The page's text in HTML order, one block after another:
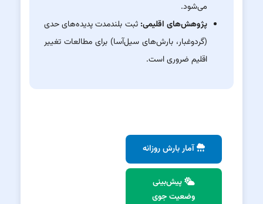
می‌شود.
پژوهش‌های اقلیمی: ثبت بلندمدت پدیده‌های حدی
(گردوغبار، بارش‌های سیل‌آسا) برای مطالعات تغییر
اقلیم ضروری است.
آمار بارش روزانه
پیش‌بینی
وضعیت جوی